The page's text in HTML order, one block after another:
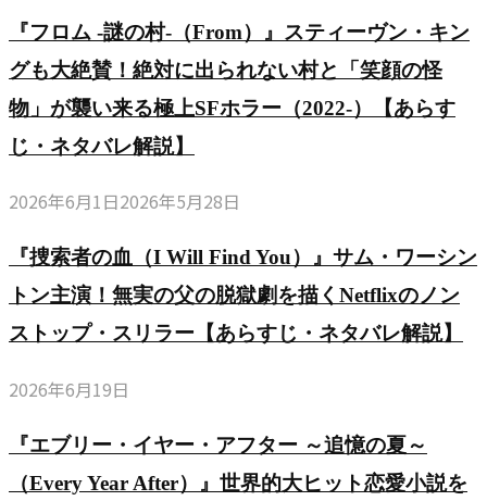
レ
解
説】
完
全
解
説】
『フロム -謎の村-（From）』スティーヴン・キン
グも大絶賛！絶対に出られない村と「笑顔の怪
物」が襲い来る極上SFホラー（2022-）【あらす
じ・ネタバレ解説】
2026年6月1日2026年5月28日
『捜索者の血（I Will Find You）』サム・ワーシン
トン主演！無実の父の脱獄劇を描くNetflixのノン
ストップ・スリラー【あらすじ・ネタバレ解説】
2026年6月19日
『エブリー・イヤー・アフター ～追憶の夏～
（Every Year After）』世界的大ヒット恋愛小説を